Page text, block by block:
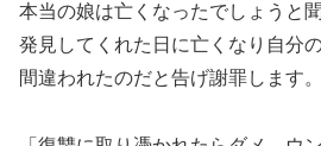
本当の娘は亡くなったでしょうと
発見してくれた日に亡くなり自分
間違われたのだと告げ謝罪します。